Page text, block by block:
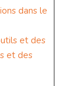
dans le
et des
et des